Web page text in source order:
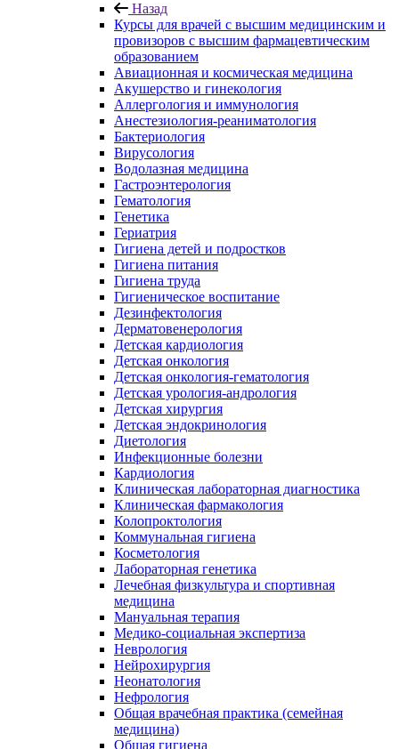
Назад
Курсы для врачей с высшим медицинским и
провизоров с высшим фармацевтическим
образованием
Авиационная и космическая медицина
Акушерство и гинекология
Аллергология и иммунология
Анестезиология-реаниматология
Бактериология
Вирусология
Водолазная медицина
Гастроэнтерология
Гематология
Генетика
Гериатрия
Гигиена детей и подростков
Гигиена питания
Гигиена труда
Гигиеническое воспитание
Дезинфектология
Дерматовенерология
Детская кардиология
Детская онкология
Детская онкология-гематология
Детская урология-андрология
Детская хирургия
Детская эндокринология
Диетология
Инфекционные болезни
Кардиология
Клиническая лабораторная диагностика
Клиническая фармакология
Колопроктология
Коммунальная гигиена
Косметология
Лабораторная генетика
Лечебная физкультура и спортивная
медицина
Мануальная терапия
Медико-социальная экспертиза
Неврология
Нейрохирургия
Неонатология
Нефрология
Общая врачебная практика (семейная
медицина)
Общая гигиена